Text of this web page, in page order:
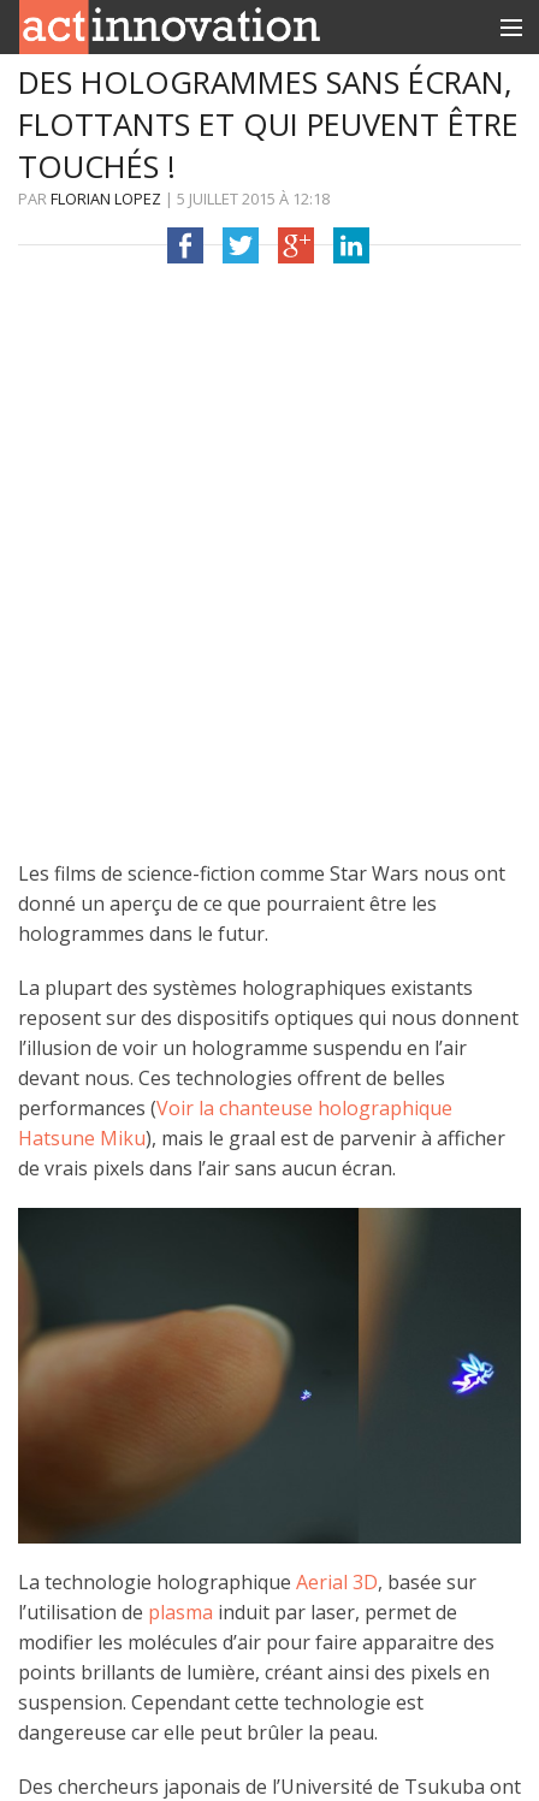
RUBRIQUES
INNOBOX
CONTACT
DES HOLOGRAMMES SANS ÉCRAN,
FLOTTANTS ET QUI PEUVENT ÊTRE
TOUCHÉS !
PARFLORIAN LOPEZ | 5 JUILLET 2015 À 12:18
Les films de science-fiction comme Star Wars nous ont
donné un aperçu de ce que pourraient être les
hologrammes dans le futur.
La plupart des systèmes holographiques existants
reposent sur des dispositifs optiques qui nous donnent
l’illusion de voir un hologramme suspendu en l’air
devant nous. Ces technologies offrent de belles
performances (Voir la chanteuse holographique
Hatsune Miku), mais le graal est de parvenir à afficher
de vrais pixels dans l’air sans aucun écran.
La technologie holographique Aerial 3D, basée sur
l’utilisation de plasma induit par laser, permet de
modifier les molécules d’air pour faire apparaitre des
points brillants de lumière, créant ainsi des pixels en
suspension. Cependant cette technologie est
dangereuse car elle peut brûler la peau.
Des chercheurs japonais de l’Université de Tsukuba ont